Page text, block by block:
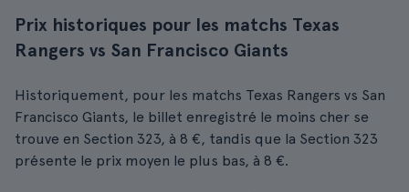
Prix historiques pour les matchs Texas
Rangers vs San Francisco Giants
Historiquement, pour les matchs Texas Rangers vs San
Francisco Giants, le billet enregistré le moins cher se
trouve en Section 323, à 8 €, tandis que la Section 323
présente le prix moyen le plus bas, à 8 €.